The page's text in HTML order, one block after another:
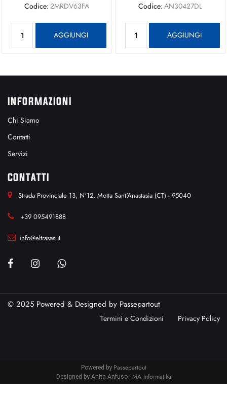
Codice: 2MRDV63FA
AGGIUNGI
Codice: AN30427DL
AGGIUNGI
INFORMAZIONI
Chi Siamo
Contatti
Servizi
CONTATTI
Strada Provinciale 13, N°12, Motta Sant'Anastasia (CT) - 95040
+39 095491888
info@eltrasas.it
© 2025 Powered & Designed by Passepartout
Termini e Condizioni Privacy Policy
Powered by Passepartout
Designed by Anita Anfuso - MA Informatika